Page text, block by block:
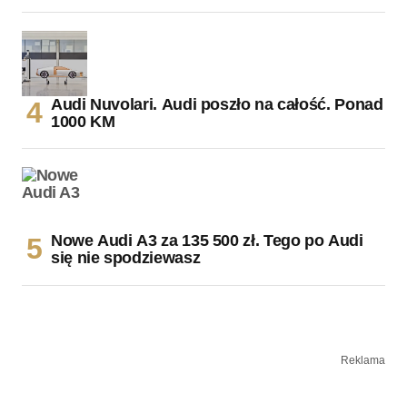
Audi Nuvolari. Audi poszło na całość. Ponad
1000 KM
Nowe Audi A3 za 135 500 zł. Tego po Audi
się nie spodziewasz
Reklama